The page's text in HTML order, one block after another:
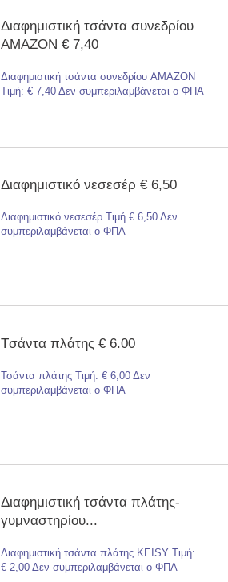
Διαφημιστική τσάντα συνεδρίου
AMAZON € 7,40
Διαφημιστική τσάντα συνεδρίου AMAZON
Τιμή: € 7,40 Δεν συμπεριλαμβάνεται ο ΦΠΑ
Διαφημιστικό νεσεσέρ € 6,50
Διαφημιστικό νεσεσέρ Τιμή € 6,50 Δεν
συμπεριλαμβάνεται ο ΦΠΑ
Tσάντα πλάτης € 6.00
Τσάντα πλάτης Τιμή: € 6,00 Δεν
συμπεριλαμβάνεται ο ΦΠΑ
Διαφημιστική τσάντα πλάτης-
γυμναστηρίου...
Διαφημιστική τσάντα πλάτης KEISY Τιμή:
€ 2,00 Δεν συμπεριλαμβάνεται ο ΦΠΑ